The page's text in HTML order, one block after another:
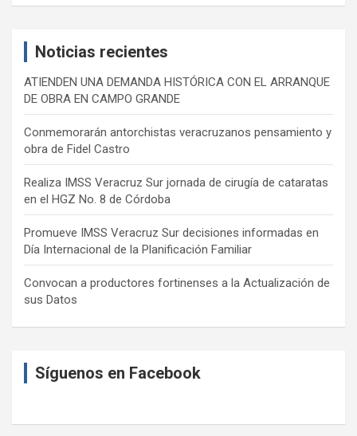
Noticias recientes
ATIENDEN UNA DEMANDA HISTÓRICA CON EL ARRANQUE
DE OBRA EN CAMPO GRANDE
Conmemorarán antorchistas veracruzanos pensamiento y
obra de Fidel Castro
Realiza IMSS Veracruz Sur jornada de cirugía de cataratas
en el HGZ No. 8 de Córdoba
Promueve IMSS Veracruz Sur decisiones informadas en
Día Internacional de la Planificación Familiar
Convocan a productores fortinenses a la Actualización de
sus Datos
Síguenos en Facebook